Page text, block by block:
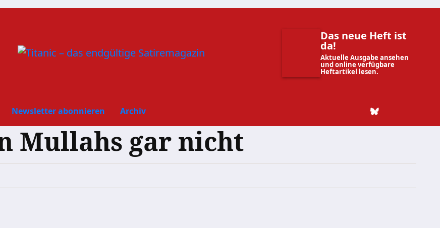
Das neue Heft ist
da!
Aktuelle Ausgabe ansehen
und online verfügbare
Heftartikel lesen.
Newsletter abonnieren Archiv
Mullahs gar nicht